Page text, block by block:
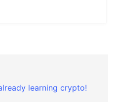
learning crypto!